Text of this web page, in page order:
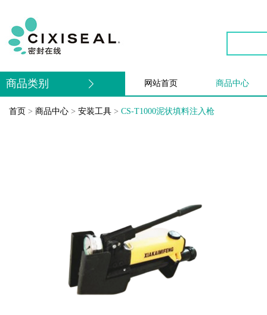
商品类别 网站首页 商品中心
首页 > 商品中心 > 安装工具 > CS-T1000泥状填料注入枪